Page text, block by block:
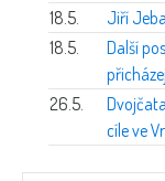
18.5.
Jiří
18.5.
Další
26.5.
cíle ve